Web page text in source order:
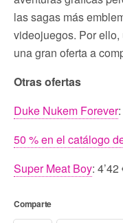
las sagas más
videojuegos. Por
una gran oferta a
Otras ofertas
Duke Nukem Forever
50 % en el catálogo
Super Meat Boy:
Comparte